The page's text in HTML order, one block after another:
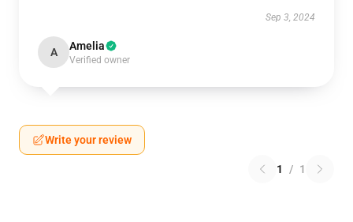
Sep 3, 2024
A Amelia
Verified owner
Write your review
1 / 1